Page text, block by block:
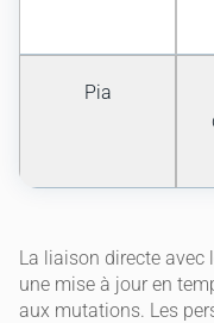
Pia
La liaison directe avec
une mise à jour en
aux mutations. Les